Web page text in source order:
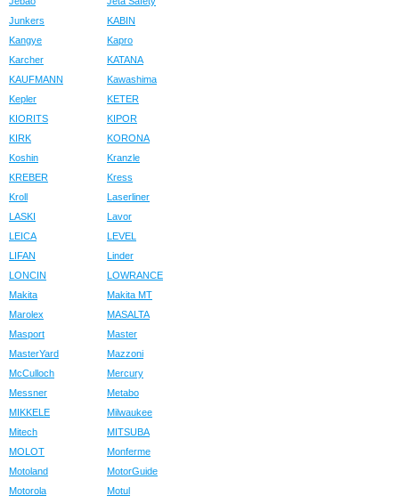
Junkers
KABIN
Kangye
Kapro
Karcher
KATANA
KAUFMANN
Kawashima
Kepler
KETER
KIORITS
KIPOR
KIRK
KORONA
Koshin
Kranzle
KREBER
Kress
Kroll
Laserliner
LASKI
Lavor
LEICA
LEVEL
LIFAN
Linder
LONCIN
LOWRANCE
Makita
Makita MT
Marolex
MASALTA
Masport
Master
MasterYard
Mazzoni
McCulloch
Mercury
Messner
Metabo
MIKKELE
Milwaukee
Mitech
MITSUBA
MOLOT
Monferme
Motoland
MotorGuide
Motorola
Motul